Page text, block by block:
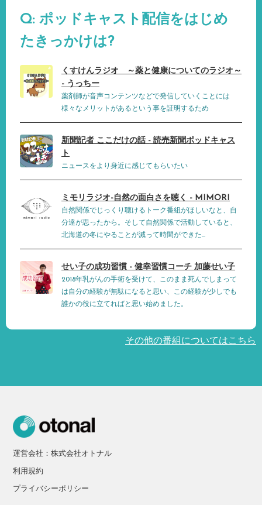
Q: ポッドキャスト配信をはじめ
たきっかけは?
くすけんラジオ ～薬と健康についてのラジオ～
- うっちー
薬剤師が音声コンテンツなどで発信していくことには
様々なメリットがあるという事を証明するため
新聞記者 ここだけの話 - 読売新聞ポッドキャス
ト
ニュースをより身近に感じてもらいたい
ミモリラジオ-自然の面白さを聴く - MIMORI
自然関係でじっくり聴けるトーク番組がほしいなと、自
分達が思ったから。そして自然関係で活動していると、
北海道の冬にやることが減って時間ができた...
せい子の成功習慣 - 健幸習慣コーチ 加藤せい子
2018年乳がんの手術を受けて、このまま死んでしまって
は自分の経験が無駄になると思い、この経験が少しでも
誰かの役に立てればと思い始めました。
その他の番組についてはこちら
運営会社：株式会社オトナル
利用規約
プライバシーポリシー